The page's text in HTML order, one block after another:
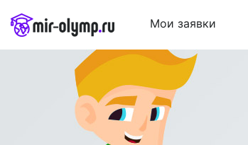
Мои заявки